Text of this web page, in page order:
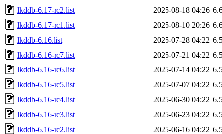
lkddb-6.17-rc2.list
2025-08-18 04:26
lkddb-6.17-rc1.list
2025-08-10 20:26
lkddb-6.16.list
2025-07-28 04:22
lkddb-6.16-rc7.list
2025-07-21 04:22
lkddb-6.16-rc6.list
2025-07-14 04:22
lkddb-6.16-rc5.list
2025-07-07 04:22
lkddb-6.16-rc4.list
2025-06-30 04:22
lkddb-6.16-rc3.list
2025-06-23 04:22
lkddb-6.16-rc2.list
2025-06-16 04:22